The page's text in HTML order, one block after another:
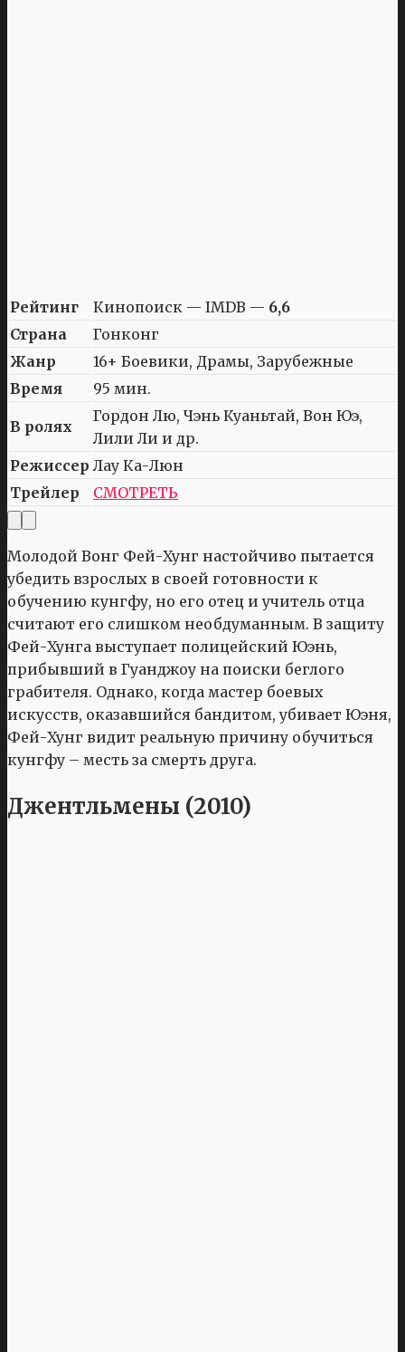
Рейтинг Кинопоиск — IMDB — 6,6
Страна
Гонконг
Жанр
16+ Боевики, Драмы, Зарубежные
Время
95 мин.
В ролях
Гордон Лю, Чэнь Куаньтай, Вон Юэ,
Лили Ли и др.
Режиссер Лау Ка-Люн
Трейлер
СМОТРЕТЬ
Молодой Вонг Фей-Хунг настойчиво пытается
убедить взрослых в своей готовности к
обучению кунгфу, но его отец и учитель отца
считают его слишком необдуманным. В защиту
Фей-Хунга выступает полицейский Юэнь,
прибывший в Гуанджоу на поиски беглого
грабителя. Однако, когда мастер боевых
искусств, оказавшийся бандитом, убивает Юэня,
Фей-Хунг видит реальную причину обучиться
кунгфу – месть за смерть друга.
Джентльмены (2010)